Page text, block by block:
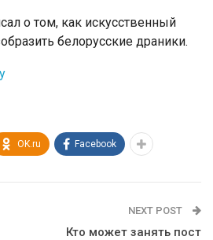
о том, как искусственный
белорусские драники.
OK.ru Facebook
NEXT POST
Кто может занять пост